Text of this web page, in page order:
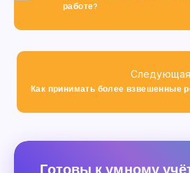
работе?
Следующая
Как принимать более взвешенные
Готовы к умному